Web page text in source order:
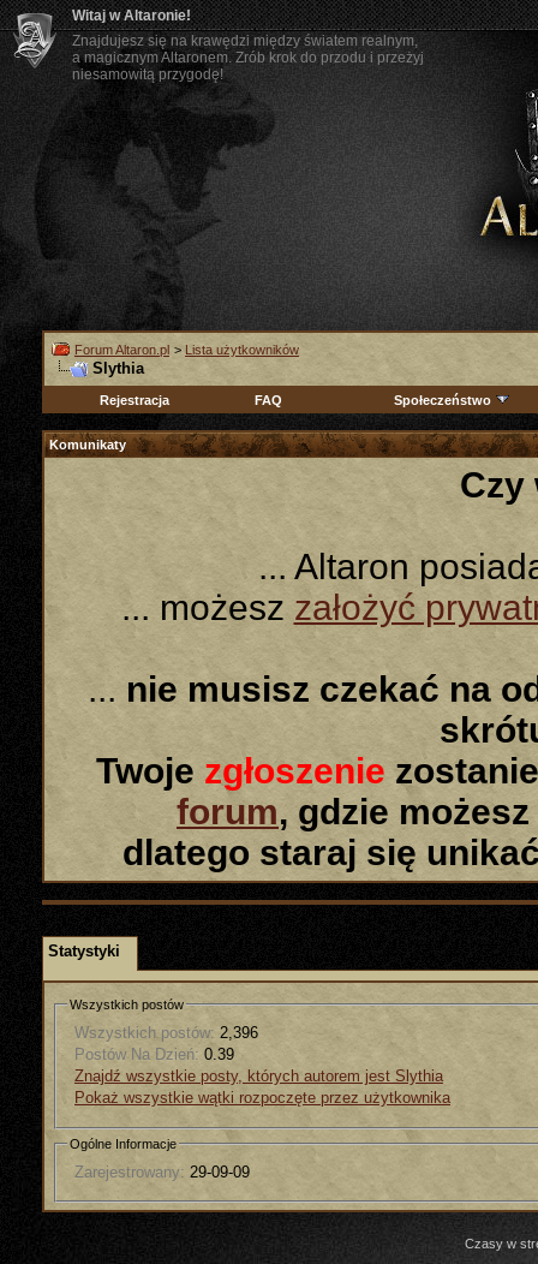
Witaj w Altaronie!
Znajdujesz się na krawędzi między światem realnym,
a magicznym Altaronem. Zrób krok do przodu i przeżyj
niesamowitą przygodę!
Forum Altaron.pl > Lista użytkowników
Slythia
Rejestracja FAQ Społeczeństwo
Komunikaty
Czy
... Altaron
... możeszzałożyć
... nie musisz czekać na
Twoje zgłoszenie
forum, gdzie
dlatego staraj się
Statystyki
Wszystkich postów
Wszystkich postów: 2,396
Postów Na Dzień: 0.39
Znajdź wszystkie posty, których autorem jest Slythia
Pokaż wszystkie wątki rozpoczęte przez użytkownika
Ogólne Informacje
Zarejestrowany: 29-09-09
Czasy w